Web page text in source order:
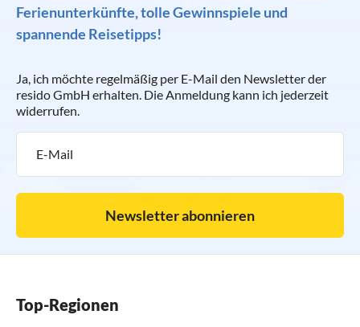
Ferienunterkünfte, tolle Gewinnspiele und
spannende Reisetipps!
Ja, ich möchte regelmäßig per E-Mail den Newsletter der
resido GmbH erhalten. Die Anmeldung kann ich jederzeit
widerrufen.
Newsletter abonnieren
Top-Regionen